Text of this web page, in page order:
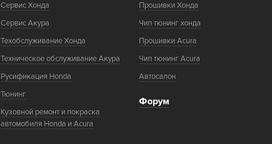
Сервис Хонда
Сервис Акура
Техобслуживание Хонда
Техническое обслуживание Акура
Русификация Honda
Тюнинг
Кузовной ремонт и покраска
автомобиля Honda и Acura
Прошивки Хонда
Чип тюнинг хонда
Прошивки Acura
Чип тюнинг Acura
Автосалон
Форум